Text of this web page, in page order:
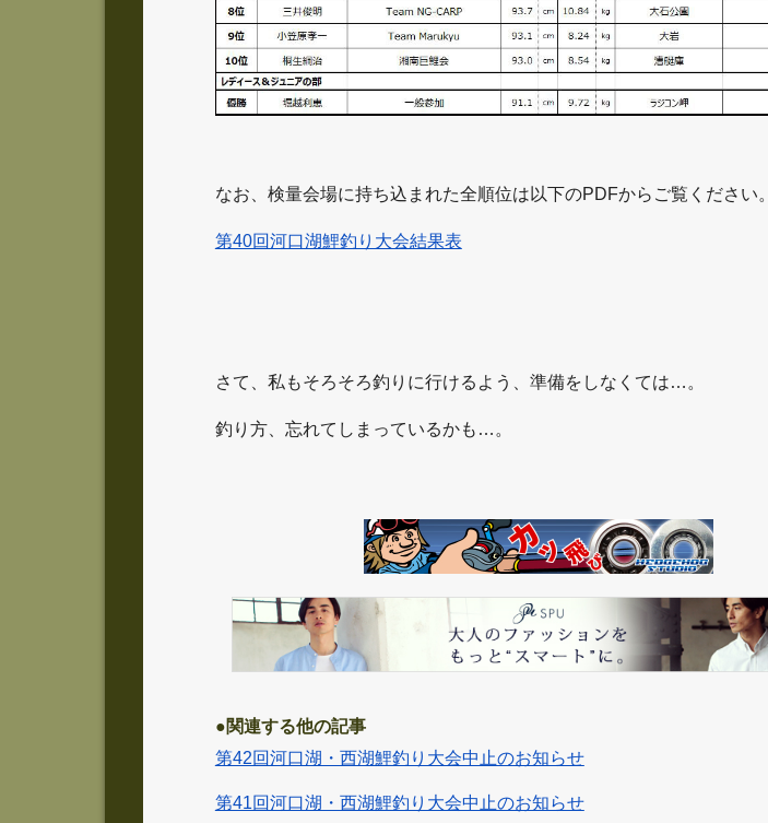
なお、検量会場に持ち込まれた全順位は以下のPDFからご覧ください。
第40回河口湖鯉釣り大会結果表
さて、私もそろそろ釣りに行けるよう、準備をしなくては…。
釣り方、忘れてしまっているかも…。
●関連する他の記事
第42回河口湖・西湖鯉釣り大会中止のお知らせ
第41回河口湖・西湖鯉釣り大会中止のお知らせ